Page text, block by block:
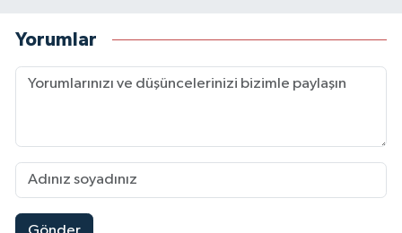
Yorumlar